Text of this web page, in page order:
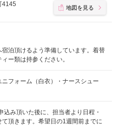
4145 地図を見る
泊頂けるよう準備しています。着替
ー類は持参ください。
フォーム（白衣）・ナースシュー
込み頂いた後に、担当者より日程・
頂きます。希望日の1週間前までに